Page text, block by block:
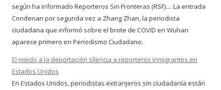
según ha informado Reporteros Sin Fronteras (RSF).... La entrada
Condenan por segunda vez a Zhang Zhan, la periodista
ciudadana que informó sobre el brote de COVID en Wuhan
aparece primero en Periodismo Ciudadano.
El miedo a la deportación silencia a reporteros inmigrantes en
Estados Unidos
En Estados Unidos, periodistas extranjeros sin ciudadanía están